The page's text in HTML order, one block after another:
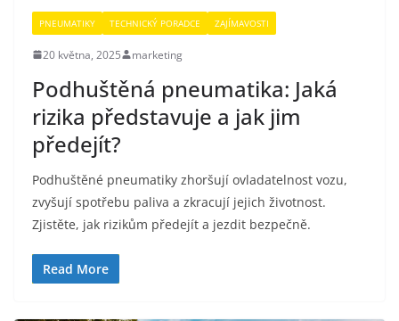
PNEUMATIKY TECHNICKÝ PORADCE ZAJÍMAVOSTI
20 května, 2025 marketing
Podhuštěná pneumatika: Jaká
rizika představuje a jak jim
předejít?
Podhuštěné pneumatiky zhoršují ovladatelnost vozu,
zvyšují spotřebu paliva a zkracují jejich životnost.
Zjistěte, jak rizikům předejít a jezdit bezpečně.
Read More